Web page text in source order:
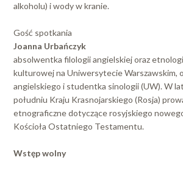
alkoholu) i wody w kranie.
Gość spotkania
Joanna Urbańczyk
absolwentka filologii angielskiej oraz
kulturowej na Uniwersytecie Warszawskim,
angielskiego i studentka sinologii (UW). W
południu Kraju Krasnojarskiego (Rosja)
etnograficzne dotyczące rosyjskiego
Kościoła Ostatniego Testamentu.
Wstęp wolny